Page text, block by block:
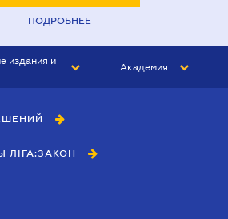
ПОДРОБНЕЕ
издания и
Академия
ЛІГА:ЗАКОН